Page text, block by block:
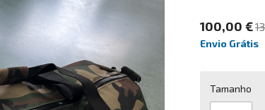
100,00 €
Envio Grátis
Tamanho